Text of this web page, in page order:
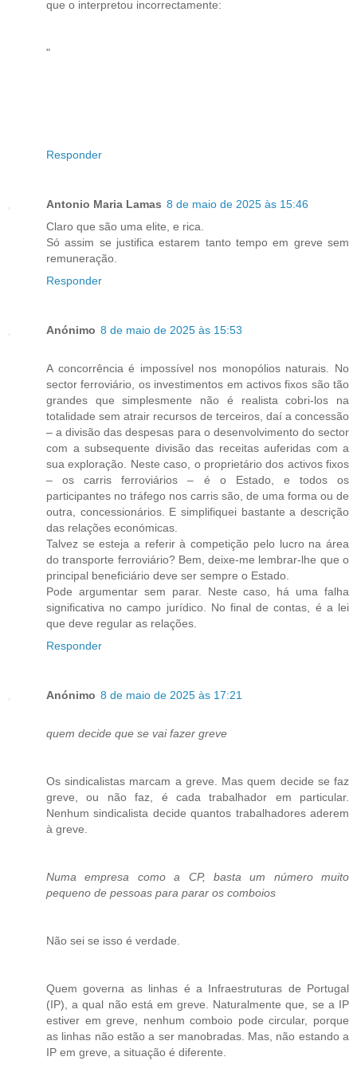
que o interpretou incorrectamente:
"
Responder
Antonio Maria Lamas 8 de maio de 2025 às 15:46
Claro que são uma elite, e rica.
Só assim se justifica estarem tanto tempo em greve sem
remuneração.
Responder
Anónimo 8 de maio de 2025 às 15:53
A concorrência é impossível nos monopólios naturais. No
sector ferroviário, os investimentos em activos fixos são tão
grandes que simplesmente não é realista cobri-los na
totalidade sem atrair recursos de terceiros, daí a concessão
– a divisão das despesas para o desenvolvimento do sector
com a subsequente divisão das receitas auferidas com a
sua exploração. Neste caso, o proprietário dos activos fixos
– os carris ferroviários – é o Estado, e todos os
participantes no tráfego nos carris são, de uma forma ou de
outra, concessionários. E simplifiquei bastante a descrição
das relações económicas.
Talvez se esteja a referir à competição pelo lucro na área
do transporte ferroviário? Bem, deixe-me lembrar-lhe que o
principal beneficiário deve ser sempre o Estado.
Pode argumentar sem parar. Neste caso, há uma falha
significativa no campo jurídico. No final de contas, é a lei
que deve regular as relações.
Responder
Anónimo 8 de maio de 2025 às 17:21
quem decide que se vai fazer greve
Os sindicalistas marcam a greve. Mas quem decide se faz
greve, ou não faz, é cada trabalhador em particular.
Nenhum sindicalista decide quantos trabalhadores aderem
à greve.
Numa empresa como a CP, basta um número muito
pequeno de pessoas para parar os comboios
Não sei se isso é verdade.
Quem governa as linhas é a Infraestruturas de Portugal
(IP), a qual não está em greve. Naturalmente que, se a IP
estiver em greve, nenhum comboio pode circular, porque
as linhas não estão a ser manobradas. Mas, não estando a
IP em greve, a situação é diferente.